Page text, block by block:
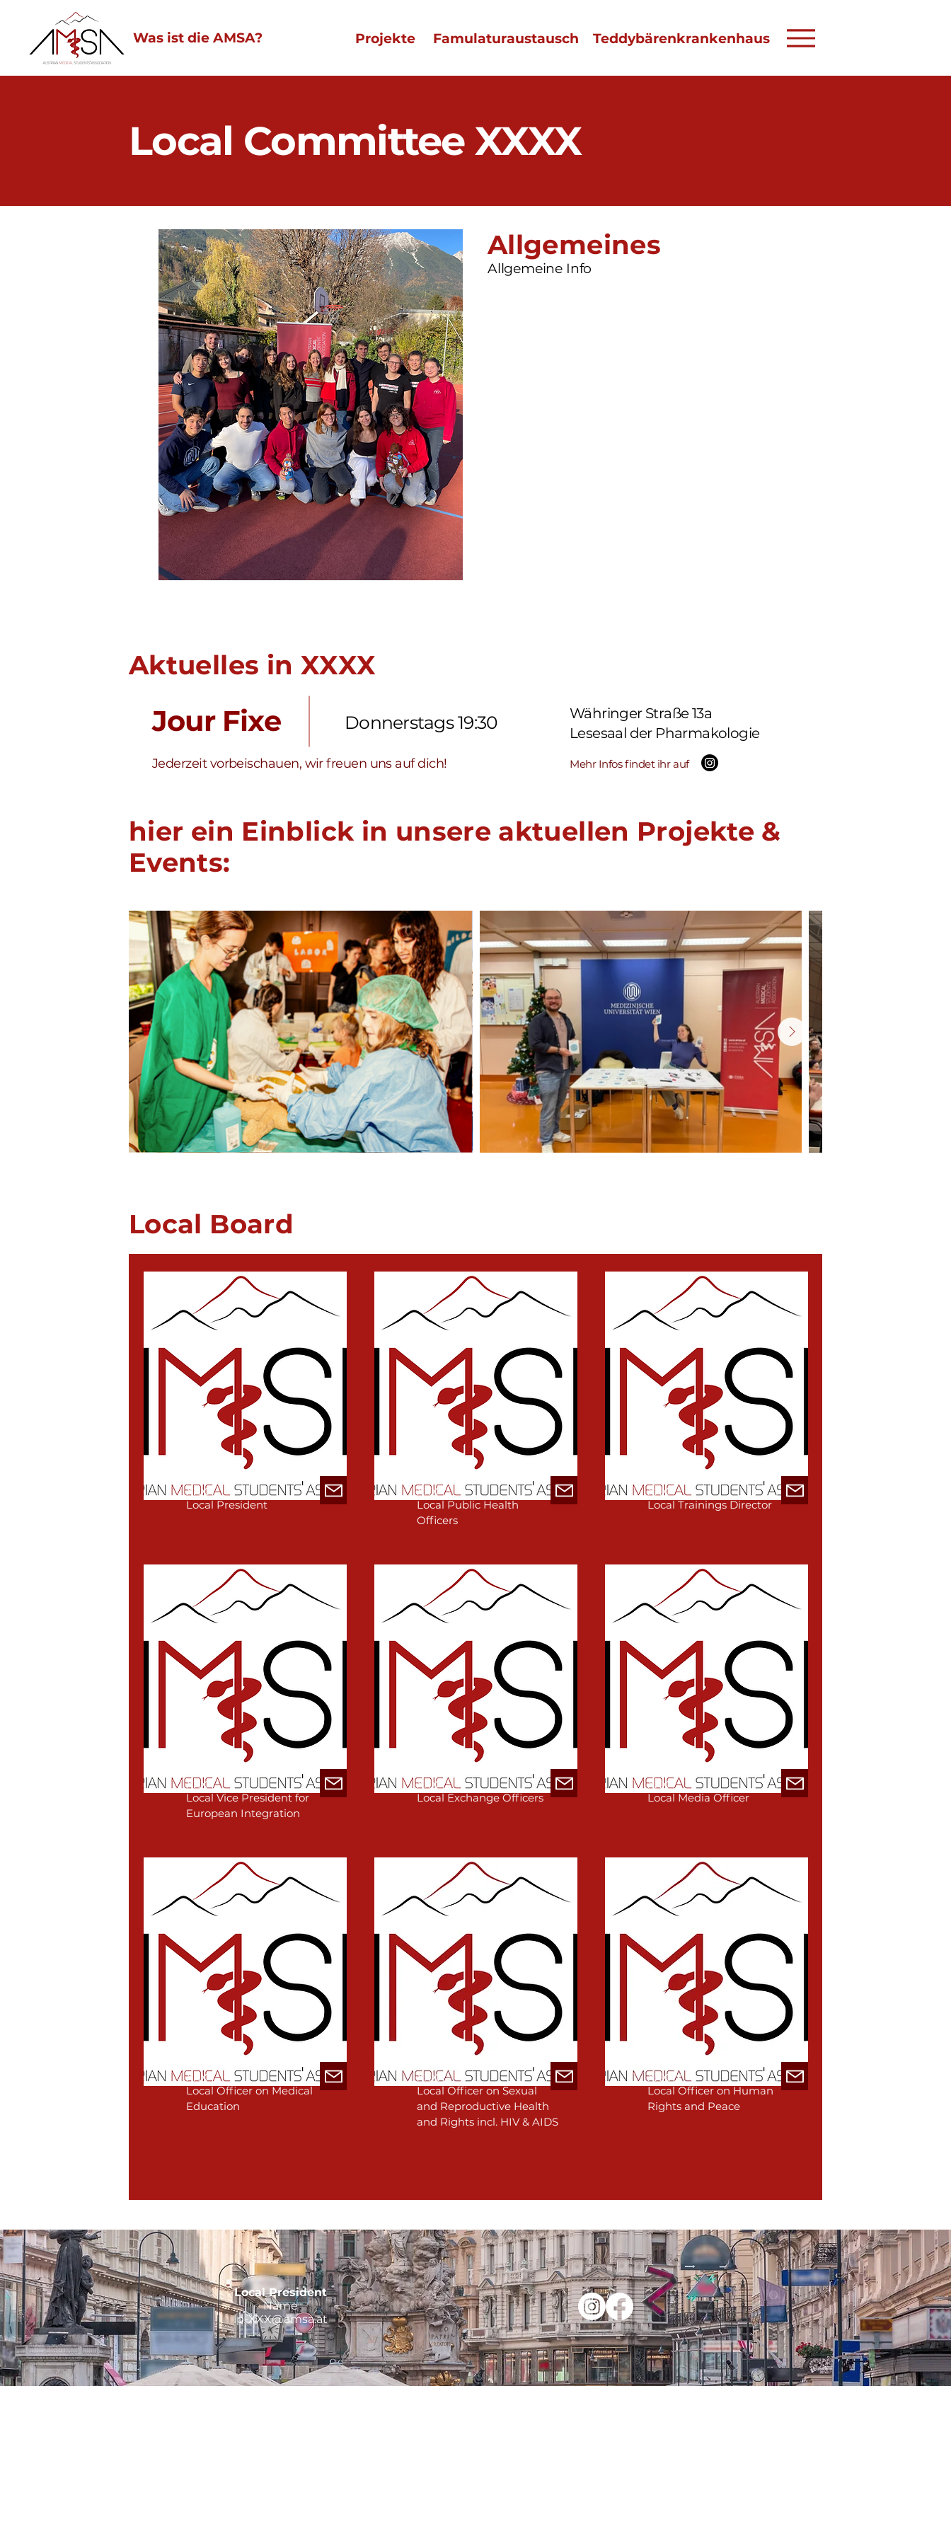
Was ist die AMSA? Projekte Famulaturaustausch Teddybärenkrankenhaus
Local Committee XXXX
Allgemeines
Allgemeine Info
Aktuelles in XXXX
Jour Fixe Donnerstags 19:30
Jederzeit vorbeischauen, wir freuen uns auf dich!
Währinger Straße 13a
Lesesaal der Pharmakologie
Mehr Infos findet ihr auf
hier ein Einblick in unsere aktuellen Projekte &
Events:
Local Board
xxxx
Local President
xxx
Local Vice President for
European Integration
xxx
Local Officer on Medical
Education
xxx
Local Public Health
Officers
xxx
Local Exchange Officers
xxxx
Local Officer on Sexual
and Reproductive Health
and Rights incl. HIV & AIDS
xxx
Local Trainings Director
xxx
Local Media Officer
xxxxx
Local Officer on Human
Rights and Peace
Local President
Name
lp-XXX@amsa.at